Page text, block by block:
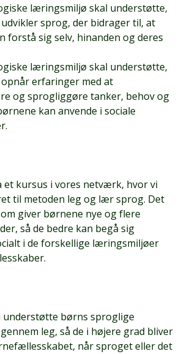
læringsmiljø skal understøtte,
sprog, der bidrager til, at
forstå sig selv, hinanden og deres
læringsmiljø skal understøtte,
erfaringer med at
og sprogliggøre tanker, behov og
kan anvende i sociale
et kursus i vores netværk, hvor vi
til metoden leg og lær sprog. Det
giver børnene nye og flere
så de bedre kan begå sig
i de forskellige læringsmiljøer
understøtte børns sproglige
leg, så de i højere grad bliver
når sproget eller det